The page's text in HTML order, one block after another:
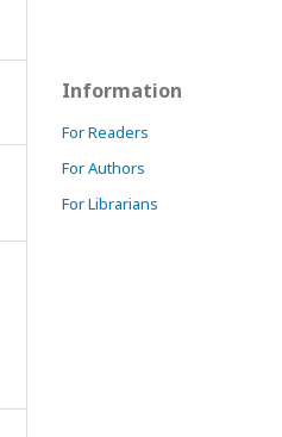
Information
For Readers
For Authors
For Librarians